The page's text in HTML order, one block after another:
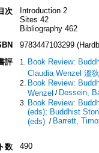
次
Introduction 2
Sites 42
Bibliography 462
9783447103299
評
Book Review:
Claudia Wenzel 溫
Book Review:
Wenzel / Dessein,
Book Review:
(eds); Buddhist
(eds) / Barrett,
数 490